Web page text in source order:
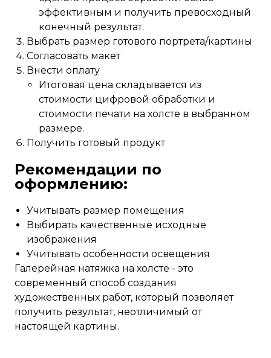
эффективным и получить превосходный
конечный результат.
Выбрать размер готового портрета/картины
Согласовать макет
Внести оплату
Итоговая цена складывается из
стоимости цифровой обработки и
стоимости печати на холсте в выбранном
размере.
Получить готовый продукт
Рекомендации по
оформлению:
Учитывать размер помещения
Выбирать качественные исходные
изображения
Учитывать особенности освещения
Галерейная натяжка на холсте - это
современный способ создания
художественных работ, который позволяет
получить результат, неотличимый от
настоящей картины.